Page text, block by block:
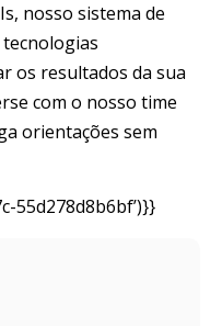
nosso sistema de
os resultados da sua
com o nosso time
orientações sem
55d278d8b6bf’)}}